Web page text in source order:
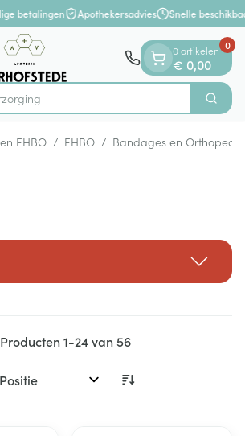
betalingen Apothekersadvies Snelle
en verban Zoek
0 artikelen
€ 0,00
0
EHBO / EHBO / Bandages en
Producten1-24van56
Sorteer op: